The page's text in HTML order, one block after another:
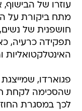
עוזרו של הבישוף,
מתח ביקורת על
חושפנית של
תפקידה כרעיה,
האינטלקטואליות
פגוארדו,
שהסכימה לקחת
לכך במסגרת